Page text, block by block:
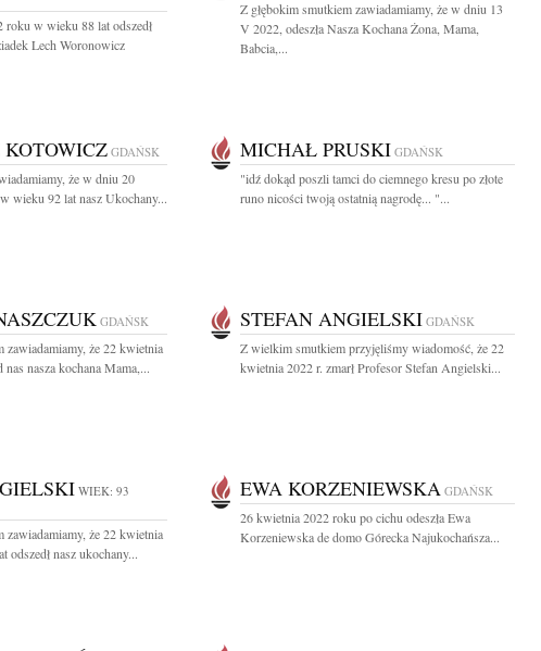
roku w wieku 88 lat odszedł
Lech Woronowicz
Z głębokim smutkiem zawiadamiamy, że w dniu 13
V 2022, odeszła Nasza Kochana Żona, Mama,
Babcia,...
GDAŃSK
że w dniu 20
wieku 92 lat nasz Ukochany...
MICHAŁ PRUSKI GDAŃSK
"idź dokąd poszli tamci do ciemnego kresu po złote
runo nicości twoją ostatnią nagrodę... "...
GDAŃSK
zawiadamiamy, że 22 kwietnia
nas nasza kochana Mama,...
STEFAN ANGIELSKI GDAŃSK
Z wielkim smutkiem przyjęliśmy wiadomość, że 22
kwietnia 2022 r. zmarł Profesor Stefan Angielski...
WIEK: 93
zawiadamiamy, że 22 kwietnia
odszedł nasz ukochany...
EWA KORZENIEWSKA GDAŃSK
26 kwietnia 2022 roku po cichu odeszła Ewa
Korzeniewska de domo Górecka Najukochańsza...